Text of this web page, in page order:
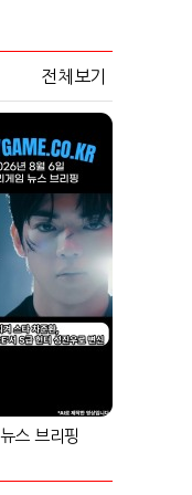
전체보기
스 브리핑